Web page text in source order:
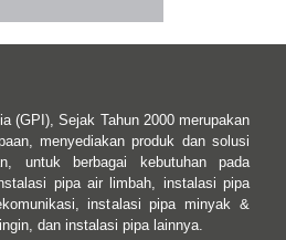
(GPI), Sejak Tahun 2000 merupakan
menyediakan produk dan solusi
untuk berbagai kebutuhan pada
pipa air limbah, instalasi pipa
instalasi pipa minyak &
dan instalasi pipa lainnya.